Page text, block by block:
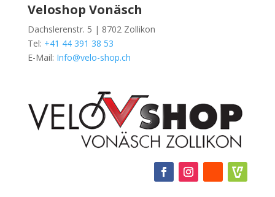
Veloshop Vonäsch
Dachslerenstr. 5 | 8702 Zollikon
Tel: +41 44 391 38 53
E-Mail: Info@velo-shop.ch